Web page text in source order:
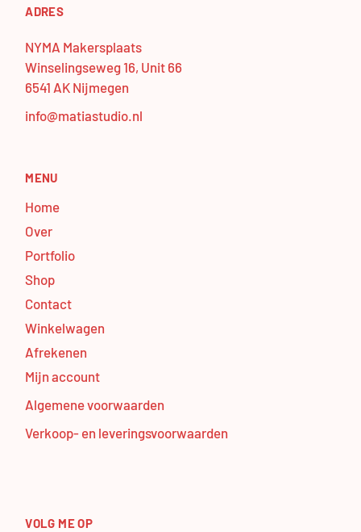
ADRES
NYMA Makersplaats
Winselingseweg 16, Unit 66
6541 AK Nijmegen
info@matiastudio.nl
MENU
Home
Over
Portfolio
Shop
Contact
Winkelwagen
Afrekenen
Mijn account
Algemene voorwaarden
Verkoop- en leveringsvoorwaarden
VOLG ME OP